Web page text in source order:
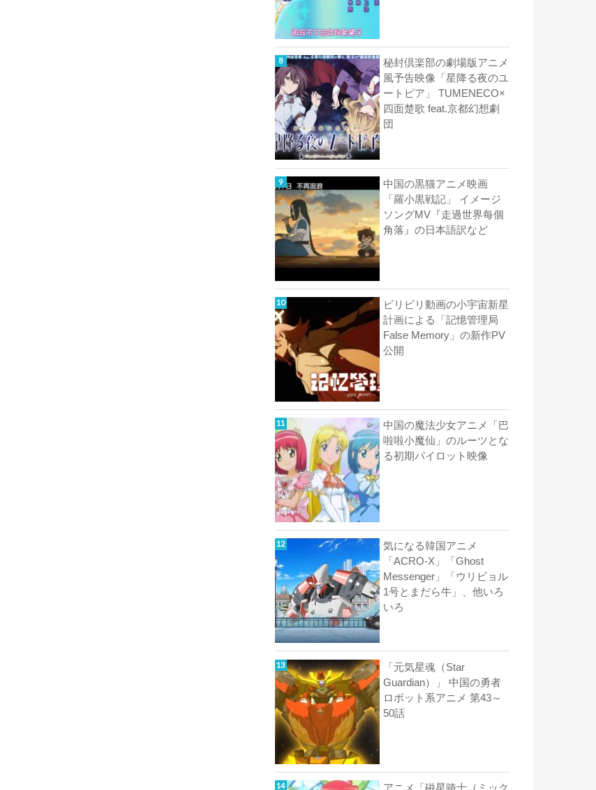
秘封倶楽部の劇場版アニメ
風予告映像「星降る夜のユ
ートピア」 TUMENECO×
四面楚歌 feat.京都幻想劇
団
中国の黒猫アニメ映画
「羅小黒戦記」 イメージ
ソングMV『走過世界每個
角落』の日本語訳など
ビリビリ動画の小宇宙新星
計画による「記憶管理局
False Memory」の新作PV
公開
中国の魔法少女アニメ「巴
啦啦小魔仙」のルーツとな
る初期パイロット映像
気になる韓国アニメ
「ACRO-X」「Ghost
Messenger」「ウリビョル
1号とまだら牛」、他いろ
いろ
「元気星魂（Star
Guardian）」 中国の勇者
ロボット系アニメ 第43～
50話
アニメ「磁星骑士（ミック